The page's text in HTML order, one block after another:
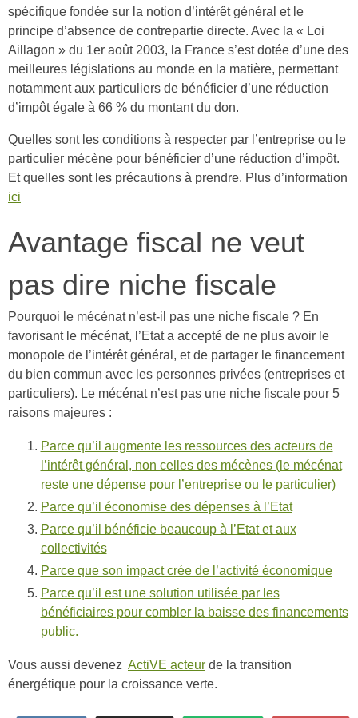
spécifique fondée sur la notion d’intérêt général et le
principe d’absence de contrepartie directe. Avec la « Loi
Aillagon » du 1er août 2003, la France s’est dotée d’une des
meilleures législations au monde en la matière, permettant
notamment aux particuliers de bénéficier d’une réduction
d’impôt égale à 66 % du montant du don.
Quelles sont les conditions à respecter par l’entreprise ou le
particulier mécène pour bénéficier d’une réduction d’impôt.
Et quelles sont les précautions à prendre. Plus d’information
ici
Avantage fiscal ne veut
pas dire niche fiscale
Pourquoi le mécénat n’est-il pas une niche fiscale ? En
favorisant le mécénat, l’Etat a accepté de ne plus avoir le
monopole de l’intérêt général, et de partager le financement
du bien commun avec les personnes privées (entreprises et
particuliers). Le mécénat n’est pas une niche fiscale pour 5
raisons majeures :
Parce qu’il augmente les ressources des acteurs de
l’intérêt général, non celles des mécènes (le mécénat
reste une dépense pour l’entreprise ou le particulier)
Parce qu’il économise des dépenses à l’Etat
Parce qu’il bénéficie beaucoup à l’Etat et aux
collectivités
Parce que son impact crée de l’activité économique
Parce qu’il est une solution utilisée par les
bénéficiaires pour combler la baisse des financements
public.
Vous aussi devenez ActiVE acteur de la transition
énergétique pour la croissance verte.